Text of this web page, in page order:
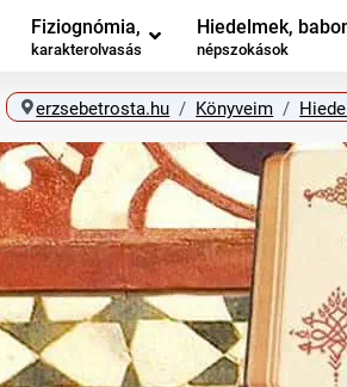
Fiziognómia,
karakterolvasás
Hiedelmek,
népszokások
erzsebetrosta.hu Könyveim